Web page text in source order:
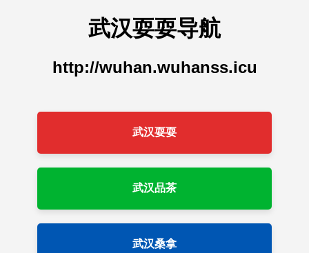
武汉耍耍导航
http://wuhan.wuhanss.icu
武汉耍耍
武汉品茶
武汉桑拿